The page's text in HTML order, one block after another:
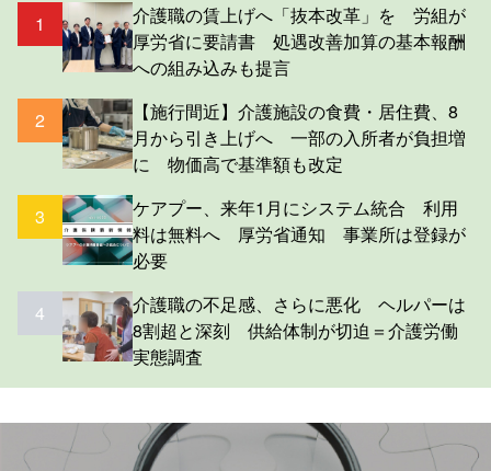
1
介護職の賃上げへ「抜本改革」を 労組が
厚労省に要請書 処遇改善加算の基本報酬
への組み込みも提言
2
【施行間近】介護施設の食費・居住費、8
月から引き上げへ 一部の入所者が負担増
に 物価高で基準額も改定
3
ケアプー、来年1月にシステム統合 利用
料は無料へ 厚労省通知 事業所は登録が
必要
4
介護職の不足感、さらに悪化 ヘルパーは
8割超と深刻 供給体制が切迫＝介護労働
実態調査